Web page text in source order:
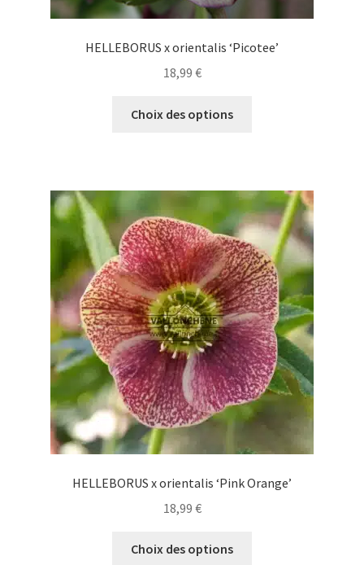
HELLEBORUS x orientalis ‘Picotee’
18,99 €
Choix des options
Les
options
peuvent
être
choisies
sur
la
page
du
produit
HELLEBORUS x orientalis ‘Pink Orange’
18,99 €
Choix des options